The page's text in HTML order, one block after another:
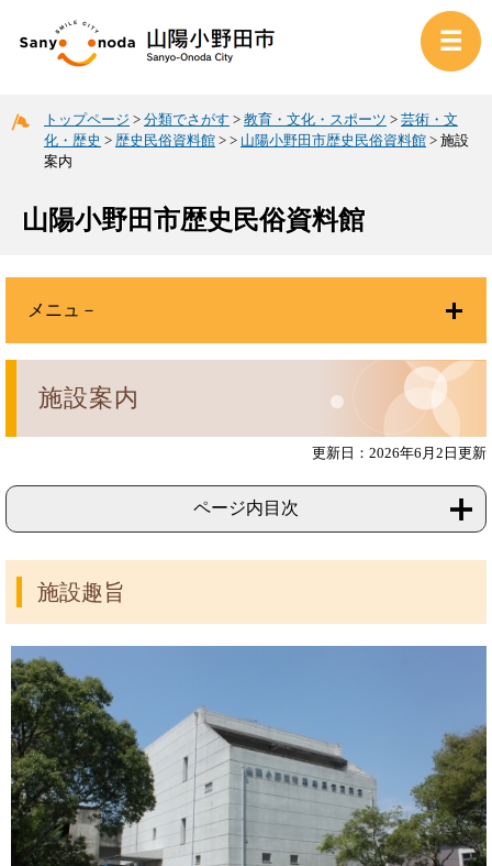
トップページ > 分類でさがす > 教育・文化・スポーツ > 芸術・文
化・歴史 > 歴史民俗資料館 > > 山陽小野田市歴史民俗資料館 > 施設
案内
山陽小野田市歴史民俗資料館
施設案内
更新日：2026年6月2日更新
ページ内目次
施設趣旨
メニュ－